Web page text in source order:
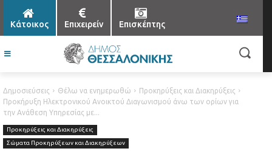
Κάτοικος Επιχειρείν Επισκέπτης
Δημοσιεύσεις Θέλω να ενημερωθώ
Προκηρύξεις και Διακηρύξεις
Προκήρυξη Ηλεκτρονικού Ανοικτού Διαγωνισμού άνω των ορίων για
την Ανάθεση Υπηρεσίας με...
Προκηρύξεις και Διακηρύξεις
Σώματα Προκηρύξεων και Διακηρύξεων